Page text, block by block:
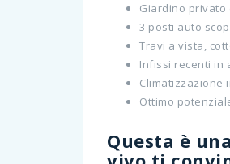
Giardino privato
3 posti auto
Travi a vista,
Infissi recenti in
Climatizzazione
Ottimo
Questa è